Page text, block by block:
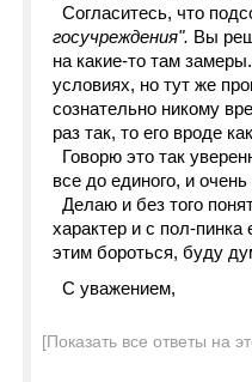
Согласитесь, что
госучреждения". Вы
на какие-то там
условиях, но тут же
сознательно никому
раз так, то его вроде
Говорю это так
все до единого, и
Делаю и без того
характер и с пол-
этим бороться, буду
С уважением,
[Показать все ответы на